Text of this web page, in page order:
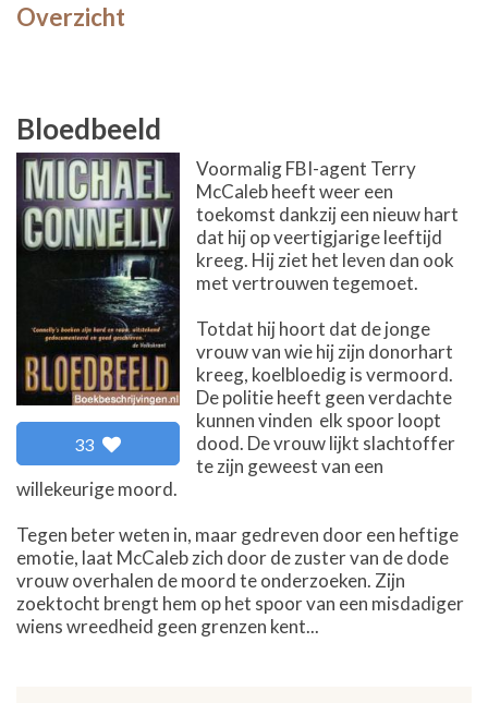
Overzicht
Bloedbeeld
33
Voormalig FBI-agent Terry
McCaleb heeft weer een
toekomst dankzij een nieuw hart
dat hij op veertigjarige leeftijd
kreeg. Hij ziet het leven dan ook
met vertrouwen tegemoet.
Totdat hij hoort dat de jonge
vrouw van wie hij zijn donorhart
kreeg, koelbloedig is vermoord.
De politie heeft geen verdachte
kunnen vinden  elk spoor loopt
dood. De vrouw lijkt slachtoffer
te zijn geweest van een
willekeurige moord.
Tegen beter weten in, maar gedreven door een heftige
emotie, laat McCaleb zich door de zuster van de dode
vrouw overhalen de moord te onderzoeken. Zijn
zoektocht brengt hem op het spoor van een misdadiger
wiens wreedheid geen grenzen kent...